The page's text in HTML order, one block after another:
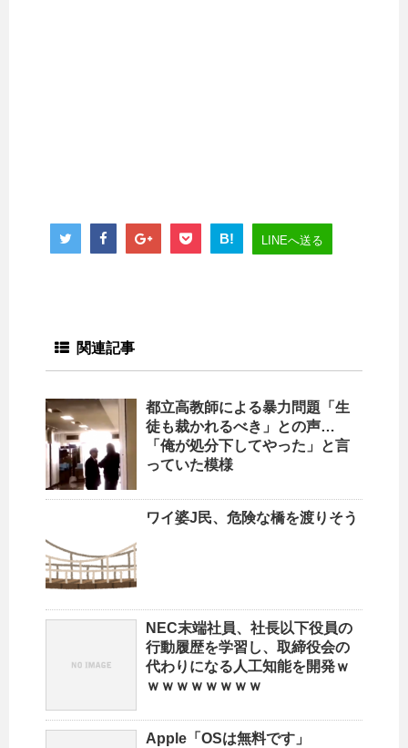
B! LINEへ送る
関連記事
都立高教師による暴力問題「生
徒も裁かれるべき」との声…
「俺が処分下してやった」と言
っていた模様
ワイ婆J民、危険な橋を渡りそう
NEC末端社員、社長以下役員の
行動履歴を学習し、取締役会の
代わりになる人工知能を開発ｗ
ｗｗｗｗｗｗｗｗ
Apple「OSは無料です」